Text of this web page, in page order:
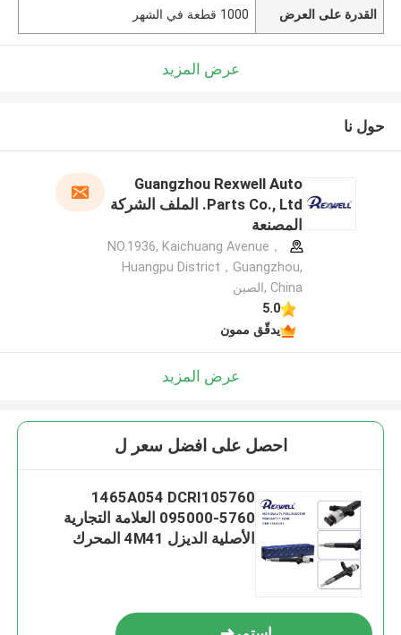
القدرة على العرض 1000 قطعة في الشهر
عرض المزيد
حول نا
Guangzhou Rexwell Auto
Parts Co., Ltd. الملف الشركة
المصنعة
NO.1936, Kaichuang Avenue，
Huangpu District，Guangzhou,
China ,الصين
5.0
يدقّق ممون
عرض المزيد
احصل على افضل سعر ل
1465A054 DCRI105760
095000-5760 العلامة التجارية
الأصلية الديزل 4M41 المحرك